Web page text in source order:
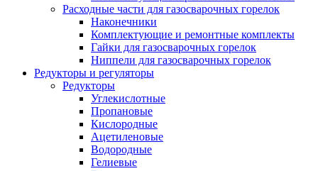
Расходные части для газосварочных горелок
Наконечники
Комплектующие и ремонтные комплекты
Гайки для газосварочных горелок
Ниппели для газосварочных горелок
Редукторы и регуляторы
Редукторы
Углекислотные
Пропановые
Кислородные
Ацетиленовые
Водородные
Гелиевые